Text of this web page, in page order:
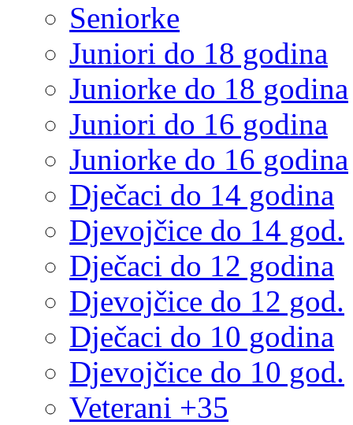
Seniorke
Juniori do 18 godina
Juniorke do 18 godina
Juniori do 16 godina
Juniorke do 16 godina
Dječaci do 14 godina
Djevojčice do 14 god.
Dječaci do 12 godina
Djevojčice do 12 god.
Dječaci do 10 godina
Djevojčice do 10 god.
Veterani +35